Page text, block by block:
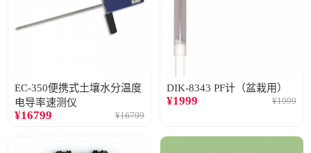
EC-350便携式土壤水分温度
电导率速测仪
¥16799 ¥16799
DIK-8343 PF计（盆栽用）
¥1999 ¥1999